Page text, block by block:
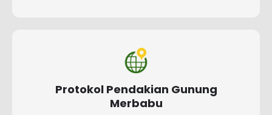
Protokol Pendakian Gunung
Merbabu